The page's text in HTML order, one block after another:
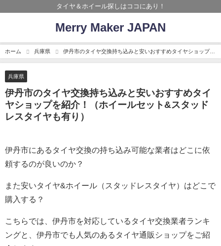
タイヤ＆ホイール探しはココにあり！
Merry Maker JAPAN
ホーム 兵庫県
伊丹市のタイヤ交換持ち込みと安いおすすめタイヤショップを
紹介！（ホイールセット&スタッドレスタイヤも有り）
兵庫県
伊丹市のタイヤ交換持ち込みと安いおすすめタイ
ヤショップを紹介！（ホイールセット&スタッド
レスタイヤも有り）
伊丹市にあるタイヤ交換の持ち込み可能な業者はどこに依
頼するのが良いのか？
また安いタイヤ&ホイール（スタッドレスタイヤ）はどこで
購入する？
こちらでは、伊丹市を対応しているタイヤ交換業者ランキ
ングと、伊丹市でも人気のあるタイヤ通販ショップをご紹